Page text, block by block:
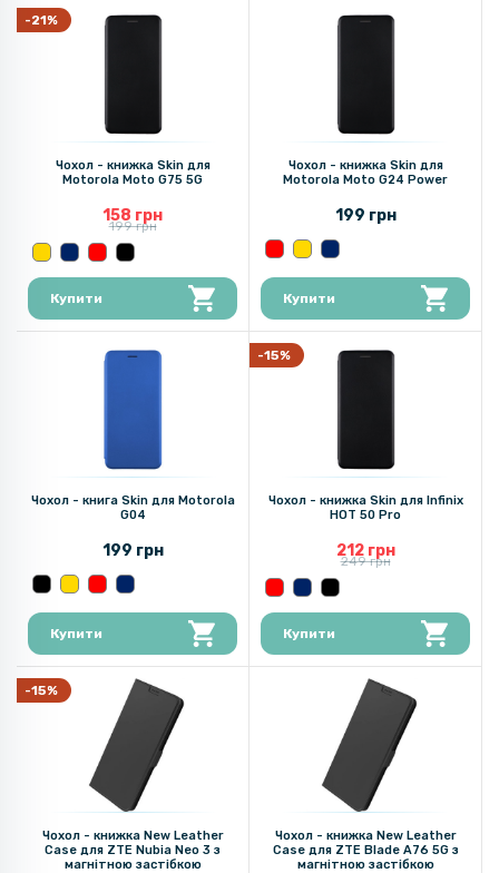
-21%
Чохол - книжка Skin для
Motorola Moto G75 5G
158 грн
199 грн
Купити
Чохол - книжка Skin для
Motorola Moto G24 Power
199 грн
Купити
Чохол - книга Skin для Motorola
G04
199 грн
Купити
-15%
Чохол - книжка Skin для Infinix
HOT 50 Pro
212 грн
249 грн
Купити
-15%
Чохол - книжка New Leather
Case для ZTE Nubia Neo 3​ з
магнітною застібкою
Чохол - книжка New Leather
Case для ZTE Blade A76 5G​​ з
магнітною застібкою